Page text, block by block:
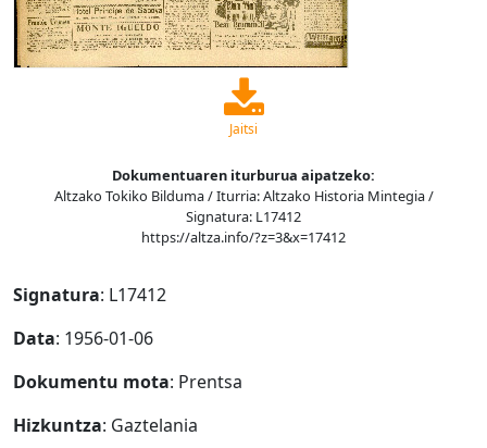
Jaitsi
Dokumentuaren iturburua aipatzeko:
Altzako Tokiko Bilduma / Iturria: Altzako Historia Mintegia /
Signatura: L17412
https://altza.info/?z=3&x=17412
Signatura: L17412
Data: 1956-01-06
Dokumentu mota: Prentsa
Hizkuntza: Gaztelania